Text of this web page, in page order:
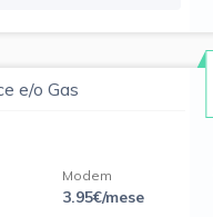
e/o Gas
Modem
3.95€/mese